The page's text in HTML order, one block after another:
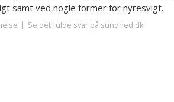
samt ved nogle former for nyresvigt.
Se det fulde svar på sundhed.dk